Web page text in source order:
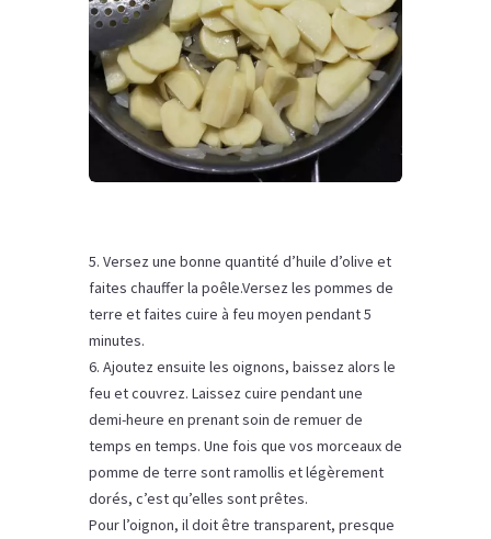
5. Versez une bonne quantité d’huile d’olive et
faites chauffer la poêle.Versez les pommes de
terre et faites cuire à feu moyen pendant 5
minutes.
6. Ajoutez ensuite les oignons, baissez alors le
feu et couvrez. Laissez cuire pendant une
demi-heure en prenant soin de remuer de
temps en temps. Une fois que vos morceaux de
pomme de terre sont ramollis et légèrement
dorés, c’est qu’elles sont prêtes.
Pour l’oignon, il doit être transparent, presque